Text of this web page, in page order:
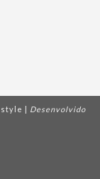
| Desenvolvido